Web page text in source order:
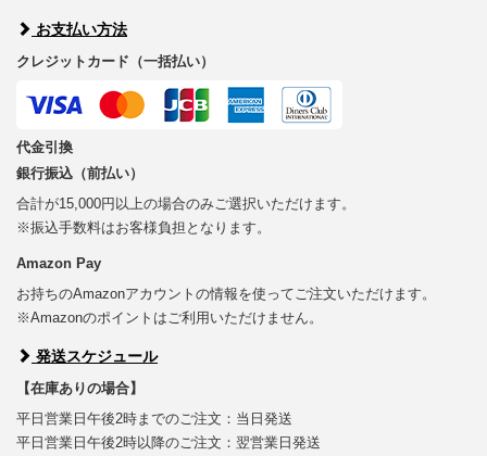
お支払い方法
クレジットカード（一括払い）
代金引換
銀行振込（前払い）
合計が15,000円以上の場合のみご選択いただけます。
※振込手数料はお客様負担となります。
Amazon Pay
お持ちのAmazonアカウントの情報を使ってご注文いただけます。
※Amazonのポイントはご利用いただけません。
発送スケジュール
【在庫ありの場合】
平日営業日午後2時までのご注文：当日発送
平日営業日午後2時以降のご注文：翌営業日発送